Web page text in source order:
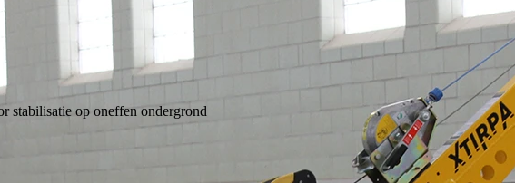
stabilisatie op oneffen ondergrond